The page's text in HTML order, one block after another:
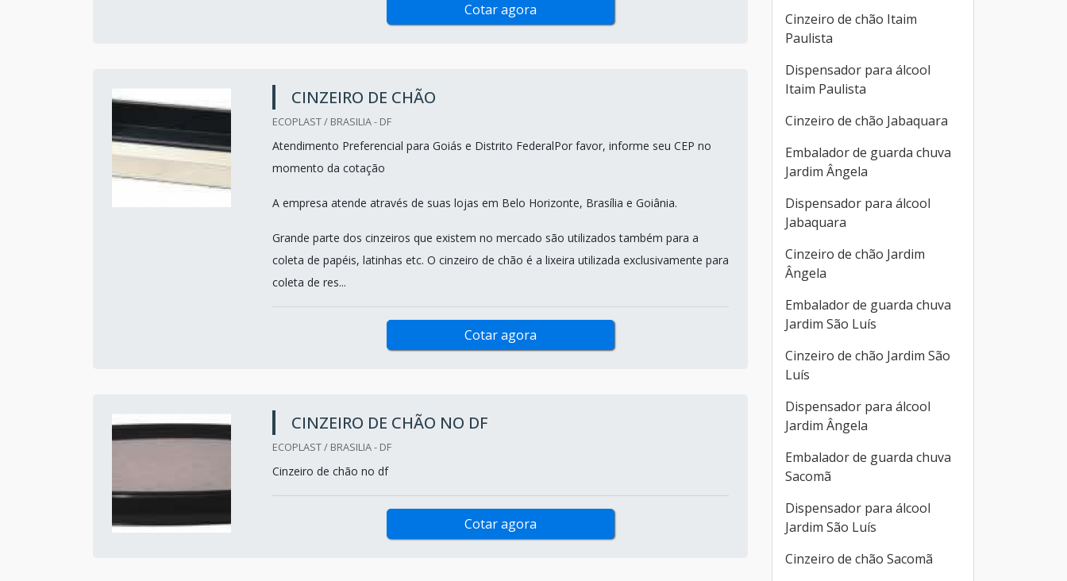
Cotar agora
CINZEIRO DE CHÃO
ECOPLAST / BRASILIA - DF
Atendimento Preferencial para Goiás e Distrito FederalPor favor, informe seu CEP no
momento da cotação
A empresa atende através de suas lojas em Belo Horizonte, Brasília e Goiânia.
Grande parte dos cinzeiros que existem no mercado são utilizados também para a
coleta de papéis, latinhas etc. O cinzeiro de chão é a lixeira utilizada exclusivamente para
coleta de res...
Cotar agora
CINZEIRO DE CHÃO NO DF
ECOPLAST / BRASILIA - DF
Cinzeiro de chão no df
Cotar agora
Cinzeiro de chão Itaim
Paulista
Dispensador para álcool
Itaim Paulista
Cinzeiro de chão Jabaquara
Embalador de guarda chuva
Jardim Ângela
Dispensador para álcool
Jabaquara
Cinzeiro de chão Jardim
Ângela
Embalador de guarda chuva
Jardim São Luís
Cinzeiro de chão Jardim São
Luís
Dispensador para álcool
Jardim Ângela
Embalador de guarda chuva
Sacomã
Dispensador para álcool
Jardim São Luís
Cinzeiro de chão Sacomã